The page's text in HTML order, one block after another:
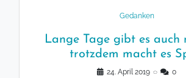
Gedanken
Lange Tage gibt es auch
trotzdem macht es
24. April 2019 ◌ 0